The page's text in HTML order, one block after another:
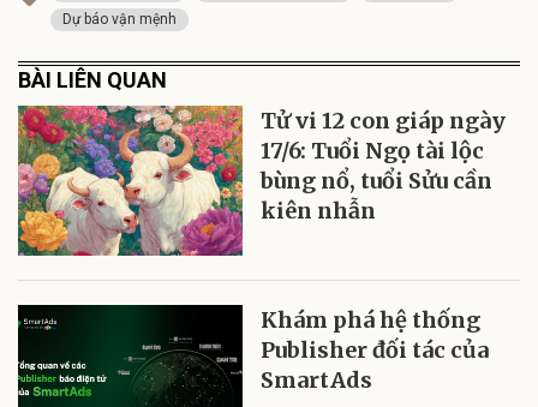
Dự báo vận mệnh
BÀI LIÊN QUAN
Tử vi 12 con giáp ngày
17/6: Tuổi Ngọ tài lộc
bùng nổ, tuổi Sửu cần
kiên nhẫn
Khám phá hệ thống
Publisher đối tác của
SmartAds